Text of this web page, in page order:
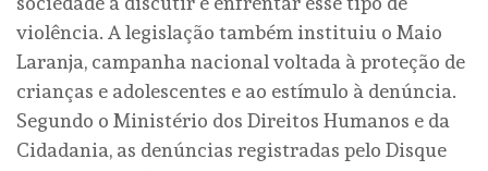
violência. A legislação também instituiu o Maio
Laranja, campanha nacional voltada à proteção de
crianças e adolescentes e ao estímulo à denúncia.
Segundo o Ministério dos Direitos Humanos e da
Cidadania, as denúncias registradas pelo Disque